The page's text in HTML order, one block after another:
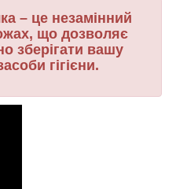
– це незамінний
що дозволяє
зберігати вашу
гігієни.